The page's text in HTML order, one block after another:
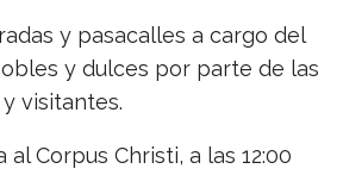
y pasacalles a cargo del
y dulces por parte de las
visitantes.
Corpus Christi, a las 12:00